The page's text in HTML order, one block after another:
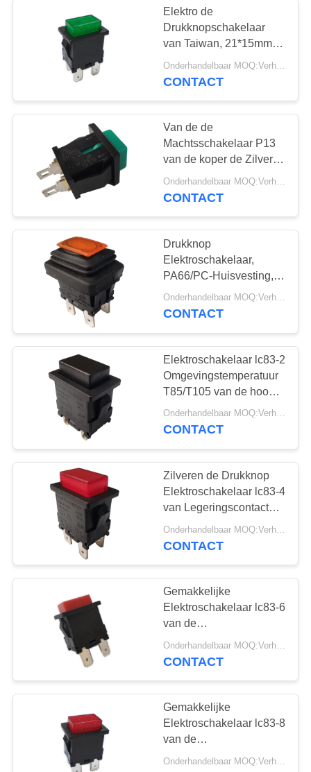
NIEUWS
GEVALLEN
SITEMAP
PRIVACY
POLICY
Elektro de
Drukknopschakelaar
van Taiwan, 21*15mm,
AAN-UIT-, Verlicht
Groen
CONTACT
Van de de
Machtsschakelaar P13
van de koper de Zilver
Geplateerde
Einddrukknop Reeks 3A
Onderhandelbaar MOQ:Verhandelbaar
CONTACT
Drukknop
Elektroschakelaar,
PA66/PC-Huisvesting,
Oranje Waterdichte
leiden, lc83-3
Onderhandelbaar MOQ:Verhandelbaar
CONTACT
Elektroschakelaar lc83-2
Omgevingstemperatuur
T85/T105 van de hoog
rendementdrukknop
Onderhandelbaar MOQ:Verhandelbaar
CONTACT
Zilveren de Drukknop
Elektroschakelaar lc83-4
van Legeringscontacten
Elektro 10000 Cycli
CONTACT
Gemakkelijke
Elektroschakelaar lc83-6
van de
Installatiedrukknop
Koper Zilveren
Onderhandelbaar MOQ:Verhandelbaar
CONTACT
Gemakkelijke
Elektroschakelaar lc83-8
van de
Installatiedrukknop
Onderhandelbaar MOQ:Verhandelbaar